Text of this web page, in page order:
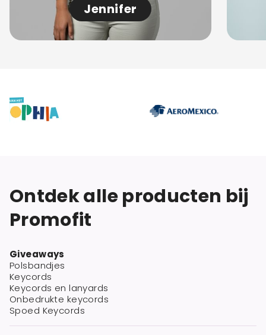
Jennifer
Ontdek alle producten bij
Promofit
Giveaways
Polsbandjes
Keycords
Keycords en lanyards
Onbedrukte keycords
Spoed Keycords